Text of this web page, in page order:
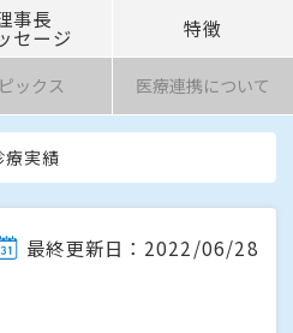
事長
セージ 特徴
ックス 医療連携について
療実績
最終更新日：2022/06/28